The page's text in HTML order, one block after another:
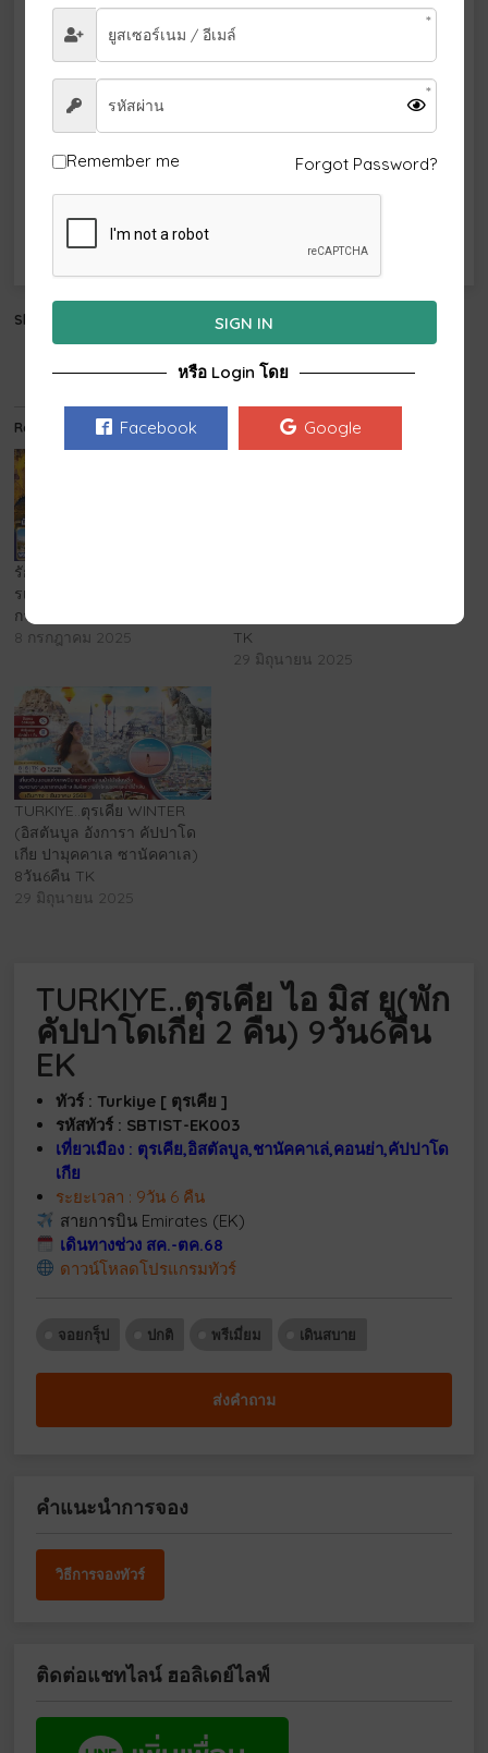
3 4 5 6 7 8 9
10 11 16
31
Share this:
Related
รักลอยฟ้า ณ คัปปาโดเกีย ตุ
รเคีย 9 วัน 6 คืน โดยสาย
การบินไทย (TG)
8 กรกฎาคม 2025
TK
29 มิถุนายน 2025
TURKIYE..ตุรเคีย WINTER
(อิสตันบูล อังการา คัปปาโด
เกีย ปามุคคาเล ซานัคคาเล)
8วัน6คืน TK
29 มิถุนายน 2025
TURKIYE..ตุรเคีย ไอ มิส ยู(พัก
คัปปาโดเกีย 2 คืน) 9วัน6คืน
EK
ทัวร์ : Turkiye [ ตุรเคีย ]
รหัสทัวร์ : SBTIST-EK003
เที่ยวเมือง : ตุรเคีย,อิสตัลบูล,ชานัคคาเล่,คอนย่า,คัปปาโด
เกีย
ระยะเวลา : 9วัน 6 คืน
สายการบิน Emirates (EK)
เดินทางช่วง สค.-ตค.68
ดาวน์โหลดโปรแกรมทัวร์
จอยกรุ็ป ปกติ พรีเมี่ยม เดินสบาย
ส่งคำถาม
คำแนะนำการจอง
วิธีการจองทัวร์
ติดต่อแชทไลน์ ฮอลิเดย์ไลฟ์
Remember me Forgot Password?
SIGN IN
หรือ Login โดย
Facebook Google